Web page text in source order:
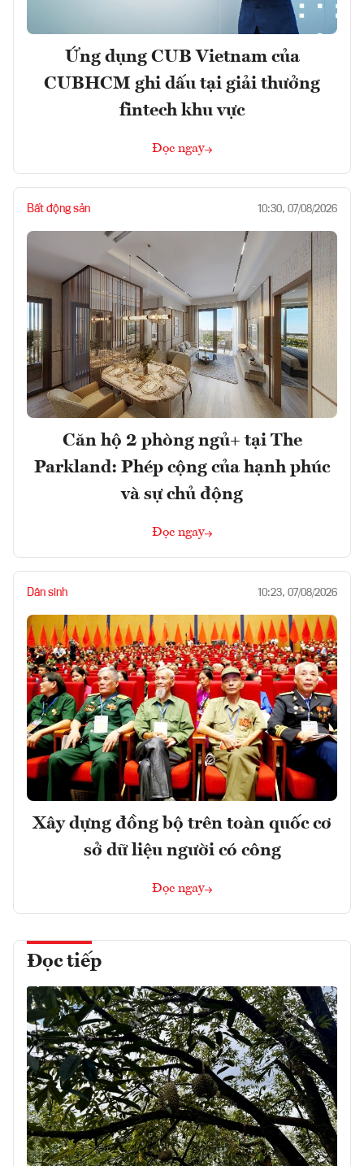
Ứng dụng CUB Vietnam của
CUBHCM ghi dấu tại giải thưởng
fintech khu vực
Đọc ngay
Bất động sản 10:30, 07/08/2026
Căn hộ 2 phòng ngủ+ tại The
Parkland: Phép cộng của hạnh phúc
và sự chủ động
Đọc ngay
Dân sinh 10:23, 07/08/2026
Xây dựng đồng bộ trên toàn quốc cơ
sở dữ liệu người có công
Đọc ngay
Đọc tiếp